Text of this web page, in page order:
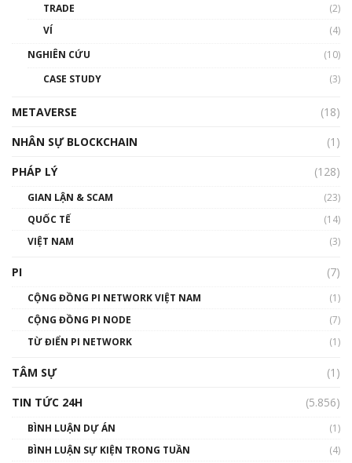
01:32:59
gió ấm
Talkshow 14: MemeCoin – Trò đùa tỷ đô
01:29:26
TRADE
(2)
VÍ
(4)
NGHIÊN CỨU
(10)
CASE STUDY
(3)
METAVERSE
(18)
NHÂN SỰ BLOCKCHAIN
(1)
PHÁP LÝ
(128)
GIAN LẬN & SCAM
(23)
QUỐC TẾ
(14)
VIỆT NAM
(3)
PI (7)
CỘNG ĐỒNG PI NETWORK VIỆT NAM
(1)
CỘNG ĐỒNG PI NODE
(7)
TỪ ĐIỂN PI NETWORK
(1)
TÂM SỰ
(1)
TIN TỨC 24H
(5.856)
BÌNH LUẬN DỰ ÁN
(1)
BÌNH LUẬN SỰ KIỆN TRONG TUẦN
(4)